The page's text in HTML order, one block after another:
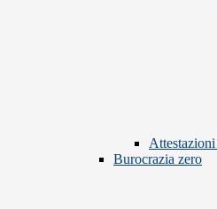
Burocrazia zero